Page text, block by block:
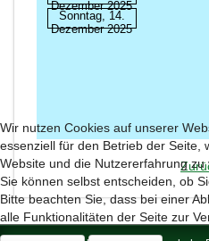
Wir nutzen Cookies auf unserer
essenziell für den Betrieb der Seite,
Website und die Nutzererfahrung zu
Sie können selbst entscheiden, ob
Bitte beachten Sie, dass bei einer
alle Funktionalitäten der Seite zur